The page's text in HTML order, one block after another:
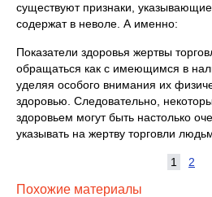
существуют признаки,
содержат в неволе. А именно:
Показатели здоровья жертвы
обращаться как с имеющимся в
уделяя особого внимания их
здоровью. Следовательно,
здоровьем могут быть настолько
указывать на жертву торговли
1 2
Похожие материалы